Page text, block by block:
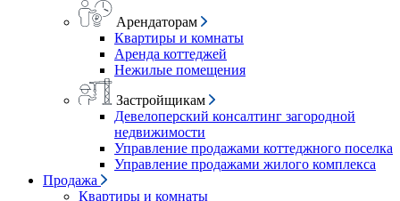
Арендаторам
Квартиры и комнаты
Аренда коттеджей
Нежилые помещения
Застройщикам
Девелоперский консалтинг загородной
недвижимости
Управление продажами коттеджного поселка
Управление продажами жилого комплекса
Продажа
Квартиры и комнаты